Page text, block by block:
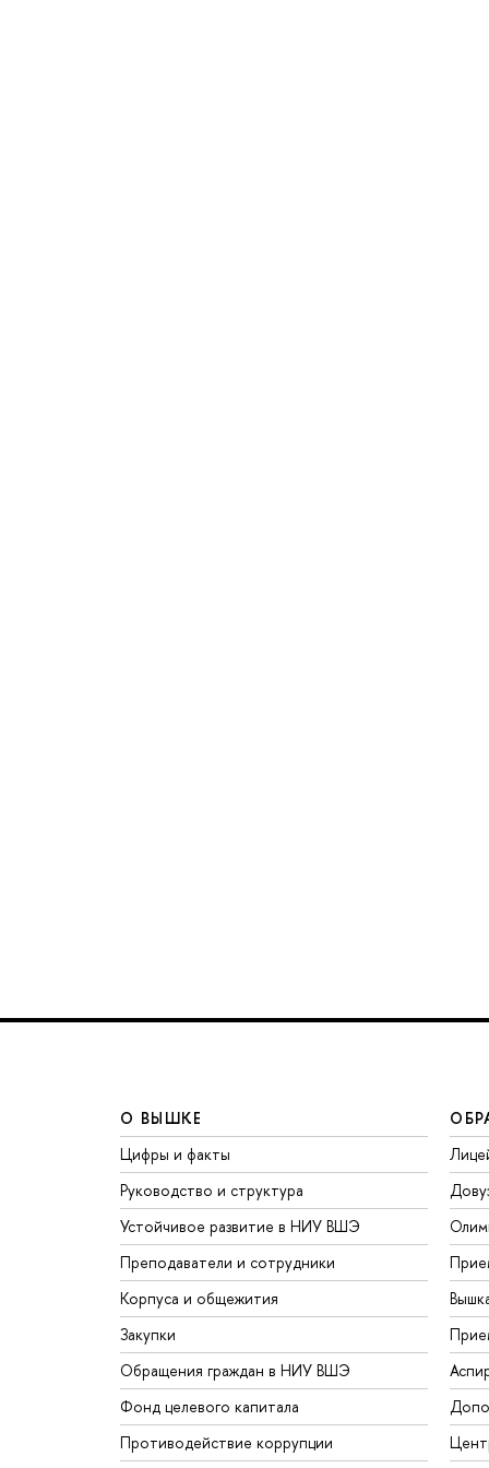
О ВЫШКЕ
Цифры и факты
Руководство и структура
Устойчивое развитие в НИУ ВШЭ
Преподаватели и сотрудники
Корпуса и общежития
Закупки
Обращения граждан в НИУ ВШЭ
Фонд целевого капитала
Противодействие коррупции